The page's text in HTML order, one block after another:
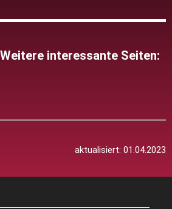
Weitere interessante Seiten:
aktualisiert: 01.04.2023